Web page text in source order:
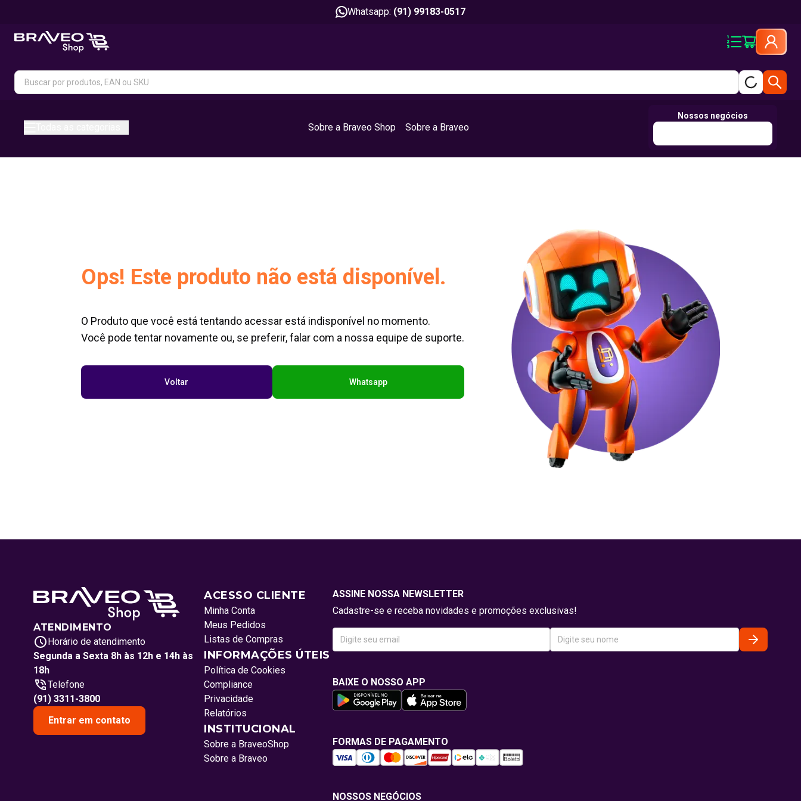
Whatsapp: (91) 99183-0517
Sobre a Braveo Shop Sobre a Braveo
Nossos negócios
Ops! Este produto não está disponível.
O Produto que você está tentando acessar está indisponível no momento.
Você pode tentar novamente ou, se preferir, falar com a nossa equipe de suporte.
Voltar Whatsapp
ATENDIMENTO
Horário de atendimento
Segunda a Sexta 8h às 12h e 14h às
18h
Telefone
(91) 3311-3800
Entrar em contato
ACESSO CLIENTE
Minha Conta
Meus Pedidos
Listas de Compras
INFORMAÇÕES ÚTEIS
Política de Cookies
Compliance
Privacidade
Relatórios
INSTITUCIONAL
Sobre a BraveoShop
Sobre a Braveo
ASSINE NOSSA NEWSLETTER
Cadastre-se e receba novidades e promoções exclusivas!
BAIXE O NOSSO APP
FORMAS DE PAGAMENTO
NOSSOS NEGÓCIOS